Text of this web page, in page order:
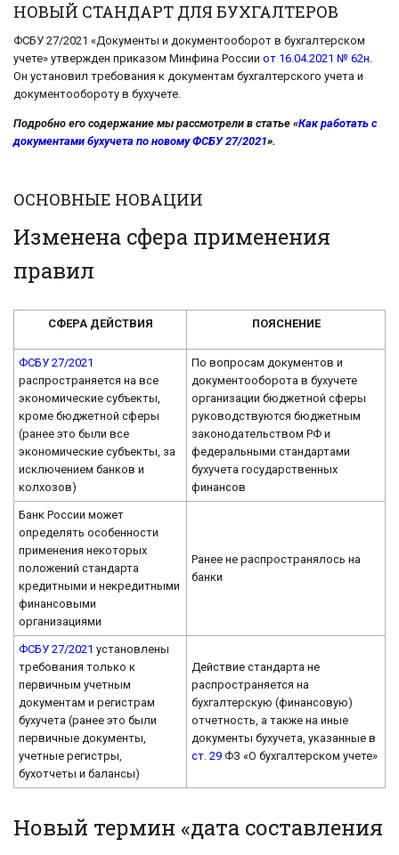
НОВЫЙ СТАНДАРТ ДЛЯ БУХГАЛТЕРОВ
ФСБУ 27/2021 «Документы и документооборот в бухгалтерском
учете» утвержден приказом Минфина России от 16.04.2021 № 62н.
Он установил требования к документам бухгалтерского учета и
документообороту в бухучете.
Подробно его содержание мы рассмотрели в статье «Как работать с
документами бухучета по новому ФСБУ 27/2021».
ОСНОВНЫЕ НОВАЦИИ
Изменена сфера применения
правил
СФЕРА ДЕЙСТВИЯ ПОЯСНЕНИЕ
ФСБУ 27/2021
распространяется на все
экономические субъекты,
кроме бюджетной сферы
(ранее это были все
экономические субъекты, за
исключением банков и
колхозов)
По вопросам документов и
документооборота в бухучете
организации бюджетной сферы
руководствуются бюджетным
законодательством РФ и
федеральными стандартами
бухучета государственных
финансов
Банк России может
определять особенности
применения некоторых
положений стандарта
кредитными и некредитными
финансовыми
организациями
Ранее не распространялось на
банки
ФСБУ 27/2021 установлены
требования только к
первичным учетным
документам и регистрам
бухучета (ранее это были
первичные документы,
учетные регистры,
бухотчеты и балансы)
Действие стандарта не
распространяется на
бухгалтерскую (финансовую)
отчетность, а также на иные
документы бухучета, указанные в
ст. 29 ФЗ «О бухгалтерском учете»
Новый термин «дата составления